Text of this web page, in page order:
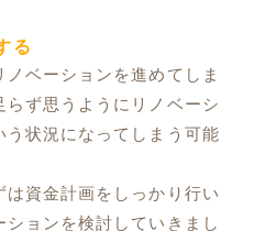
る
ベーションを進めてしま
らず思うようにリノベーシ
う状況になってしまう可能
資金計画をしっかり行い
ョンを検討していきまし